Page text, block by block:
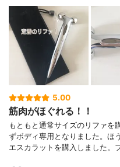
5.00
筋肉がほぐれる！！
もともと通常サイズのリファを
ずボディ専用となりました。ほ
エスカラットを購入しました。